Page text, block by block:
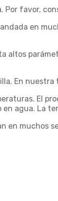
Por favor,
en
altos
En
El
agua. La
en muchos